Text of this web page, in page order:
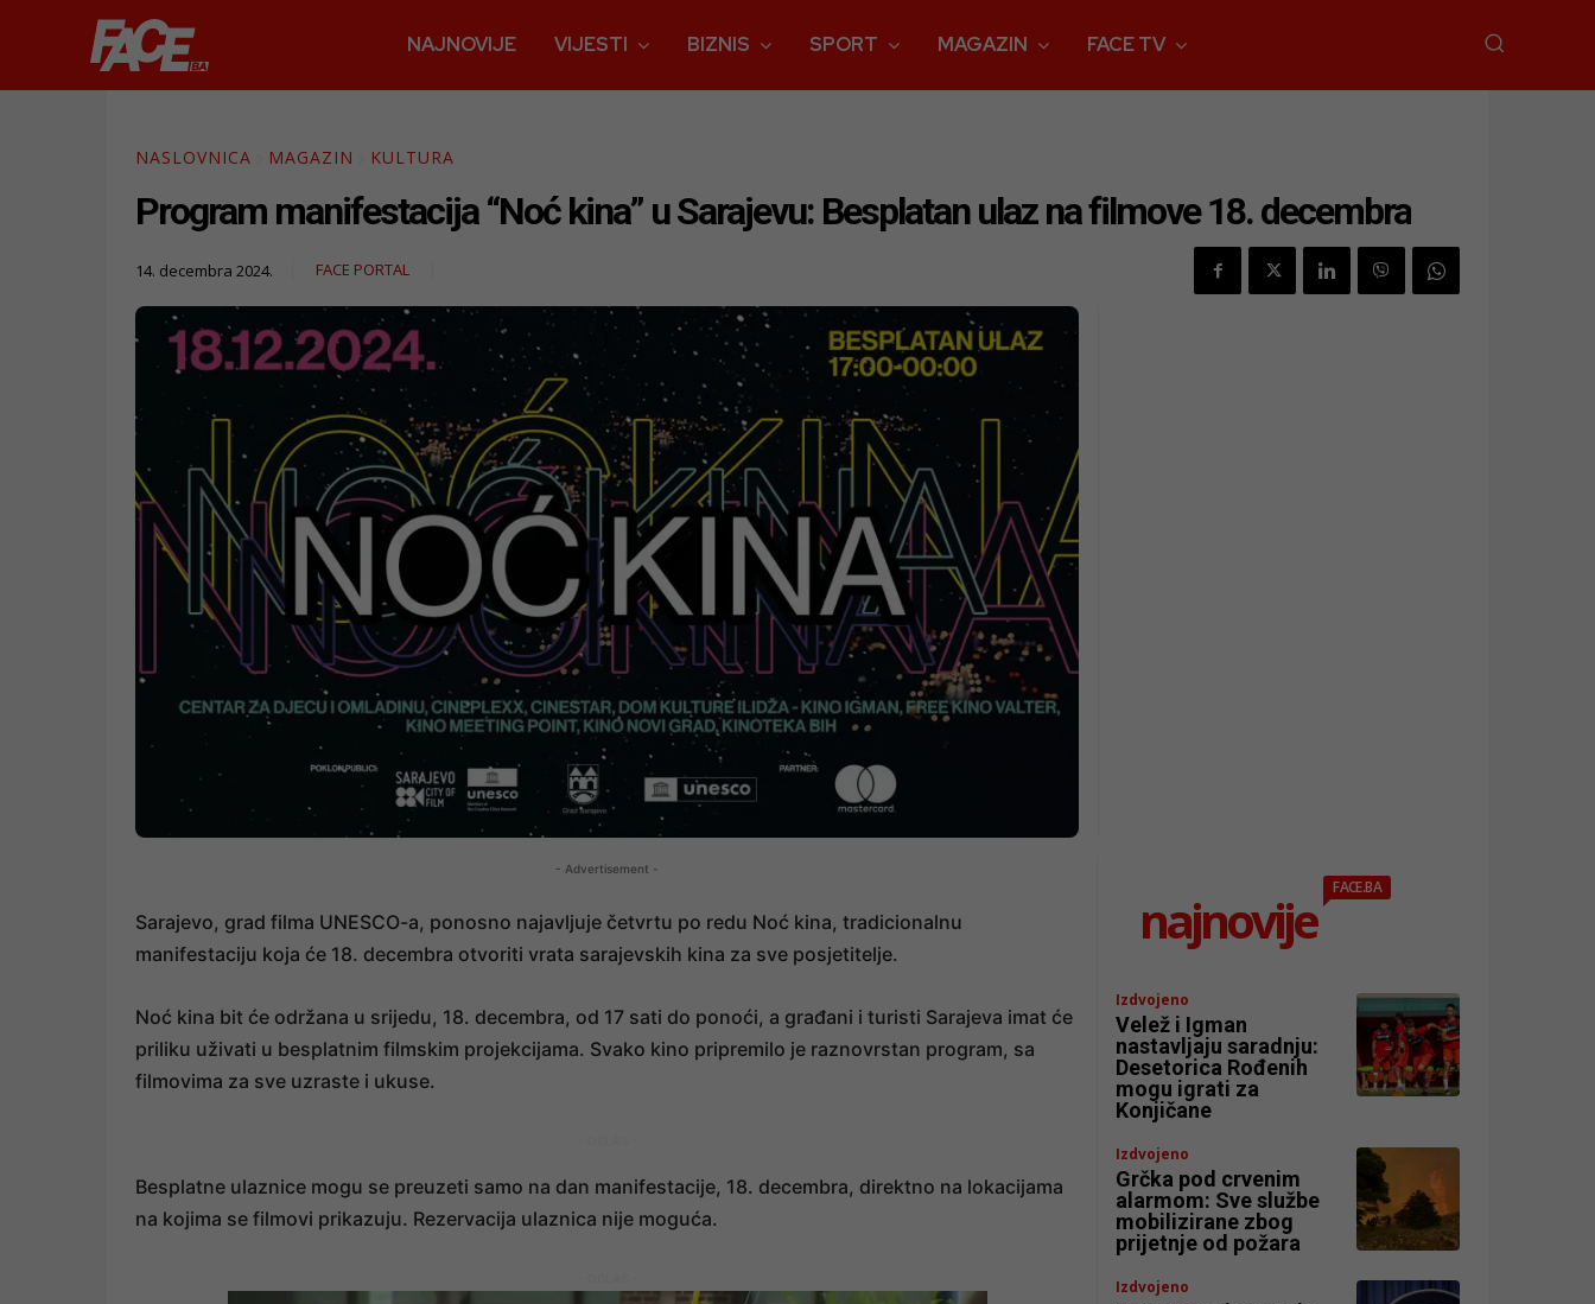
NAJNOVIJE VIJESTI BIZNIS SPORT MAGAZIN FACE TV
NASLOVNICA MAGAZIN KULTURA
Program manifestacija “Noć kina” u Sarajevu: Besplatan ulaz na filmove 18. decembra
14. decembra 2024. FACE PORTAL
- Advertisement -
Sarajevo, grad filma UNESCO-a, ponosno najavljuje četvrtu po redu Noć kina, tradicionalnu
manifestaciju koja će 18. decembra otvoriti vrata sarajevskih kina za sve posjetitelje.
Noć kina bit će održana u srijedu, 18. decembra, od 17 sati do ponoći, a građani i turisti Sarajeva imat će
priliku uživati u besplatnim filmskim projekcijama. Svako kino pripremilo je raznovrstan program, sa
filmovima za sve uzraste i ukuse.
Besplatne ulaznice mogu se preuzeti samo na dan manifestacije, 18. decembra, direktno na lokacijama
na kojima se filmovi prikazuju. Rezervacija ulaznica nije moguća.
najnovije
FACE.BA
Izdvojeno
Velež i Igman
nastavljaju saradnju:
Desetorica Rođenih
mogu igrati za
Konjičane
Izdvojeno
Grčka pod crvenim
alarmom: Sve službe
mobilizirane zbog
prijetnje od požara
Izdvojeno